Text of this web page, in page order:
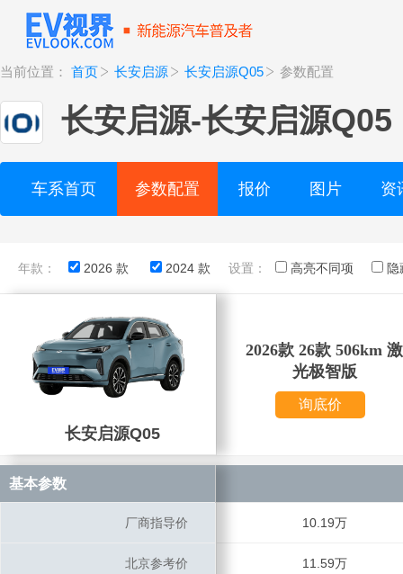
当前位置： 首页 长安启源 长安启源Q05 参数配置
长安启源-长安启源Q05
车系首页 参数配置 报价 图片 资
年款： 2026 款 2024 款 设置： 高亮不同项
长安启源Q05
长安启源Q05
2026款 26款 506km 激
光极智版
询底价
基本参数
厂商指导价 10.19万
北京参考价 11.59万
基本参数
厂商指导价
北京参考价